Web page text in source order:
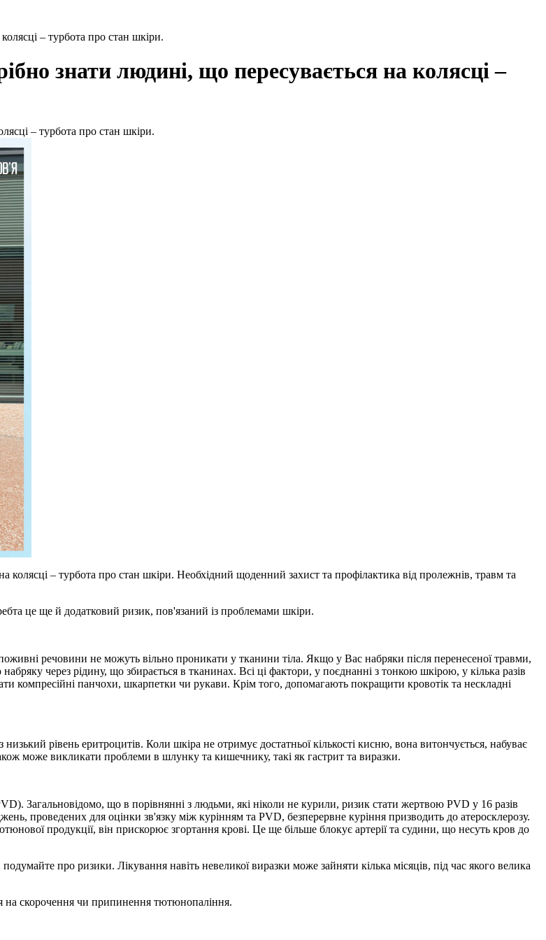
– турбота про стан шкіри.
знати людині, що пересувається на колясці –
– турбота про стан шкіри.
– турбота про стан шкіри. Необхідний щоденний захист та профілактика від пролежнів, травм та
це ще й додатковий ризик, пов'язаний із проблемами шкіри.
речовини не можуть вільно проникати у тканини тіла. Якщо у Вас набряки після перенесеної травми,
через рідину, що збирається в тканинах. Всі ці фактори, у поєднанні з тонкою шкірою, у кілька разів
компресійні панчохи, шкарпетки чи рукави. Крім того, допомагають покращити кровотік та нескладні
рівень еритроцитів. Коли шкіра не отримує достатньої кількості кисню, вона витончується, набуває
може викликати проблеми в шлунку та кишечнику, такі як гастрит та виразки.
Загальновідомо, що в порівнянні з людьми, які ніколи не курили, ризик стати жертвою PVD у 16 разів
проведених для оцінки зв'язку між курінням та PVD, безперервне куріння призводить до атеросклерозу.
продукції, він прискорює згортання крові. Це ще більше блокує артерії та судини, що несуть кров до
про ризики. Лікування навіть невеликої виразки може зайняти кілька місяців, під час якого велика
на скорочення чи припинення тютюнопаління.